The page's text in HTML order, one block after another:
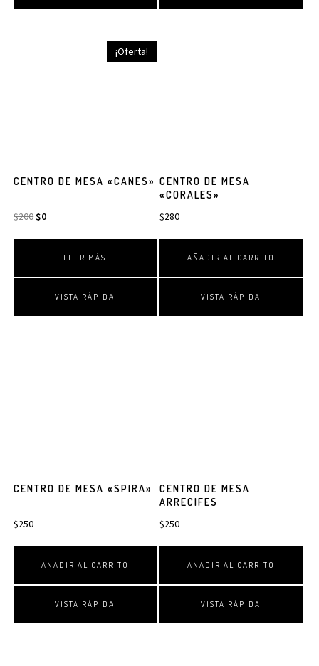
¡Oferta!
CENTRO DE MESA «CANES»
$200 $0
LEER MÁS
VISTA RÁPIDA
CENTRO DE MESA
«CORALES»
$280
AÑADIR AL CARRITO
VISTA RÁPIDA
CENTRO DE MESA «SPIRA»
$250
AÑADIR AL CARRITO
VISTA RÁPIDA
CENTRO DE MESA
ARRECIFES
$250
AÑADIR AL CARRITO
VISTA RÁPIDA